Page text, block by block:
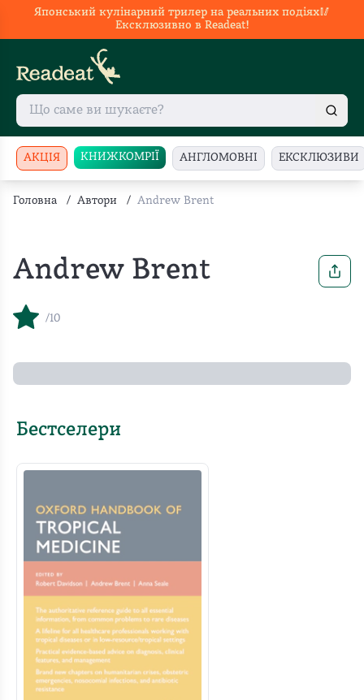
Японський кулінарний трилер на реальних подіях🥢
Ексклюзивно в Readeat!
АКЦІЯ КНИЖКОМРІЇ АНГЛОМОВНІ ЕКСКЛЮЗИВИ
Головна / Автори / Andrew Brent
Andrew Brent
/10
Бестселери